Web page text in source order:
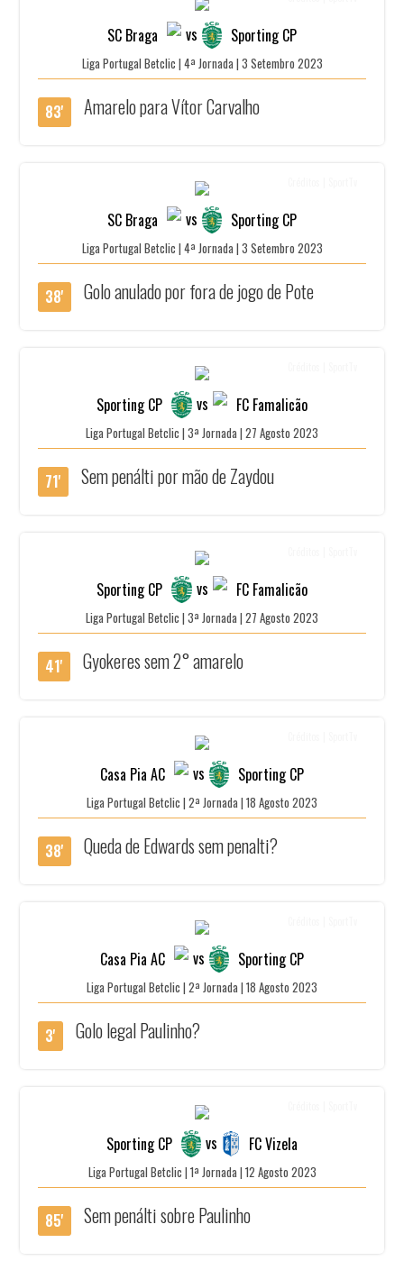
SC Braga vs Sporting CP
Liga Portugal Betclic | 4ª Jornada | 3 Setembro 2023
83' Amarelo para Vítor Carvalho
SC Braga vs Sporting CP
Liga Portugal Betclic | 4ª Jornada | 3 Setembro 2023
38' Golo anulado por fora de jogo de Pote
Sporting CP vs FC Famalicão
Liga Portugal Betclic | 3ª Jornada | 27 Agosto 2023
71' Sem penálti por mão de Zaydou
Sporting CP vs FC Famalicão
Liga Portugal Betclic | 3ª Jornada | 27 Agosto 2023
41' Gyokeres sem 2° amarelo
Casa Pia AC vs Sporting CP
Liga Portugal Betclic | 2ª Jornada | 18 Agosto 2023
38' Queda de Edwards sem penalti?
Casa Pia AC vs Sporting CP
Liga Portugal Betclic | 2ª Jornada | 18 Agosto 2023
3' Golo legal Paulinho?
Sporting CP vs FC Vizela
Liga Portugal Betclic | 1ª Jornada | 12 Agosto 2023
85' Sem penálti sobre Paulinho